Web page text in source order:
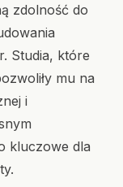
zdolność do
Studia, które
mu na
i
kluczowe dla